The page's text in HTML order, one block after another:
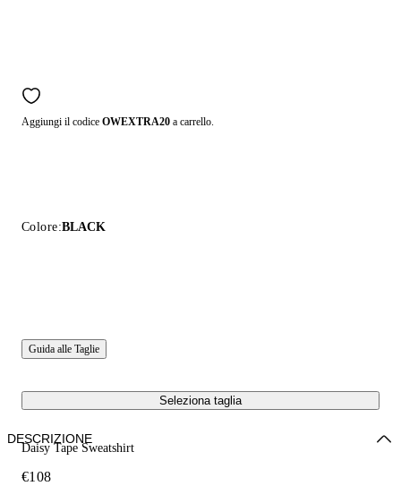
Aggiungi il codice OWEXTRA20 a carrello.
Colore:BLACK
Guida alle Taglie
Seleziona taglia
Daisy Tape Sweatshirt
€108
DESCRIZIONE